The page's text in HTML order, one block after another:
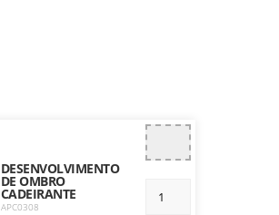
DESENVOLVIMENTO
DE OMBRO
CADEIRANTE
APC0308